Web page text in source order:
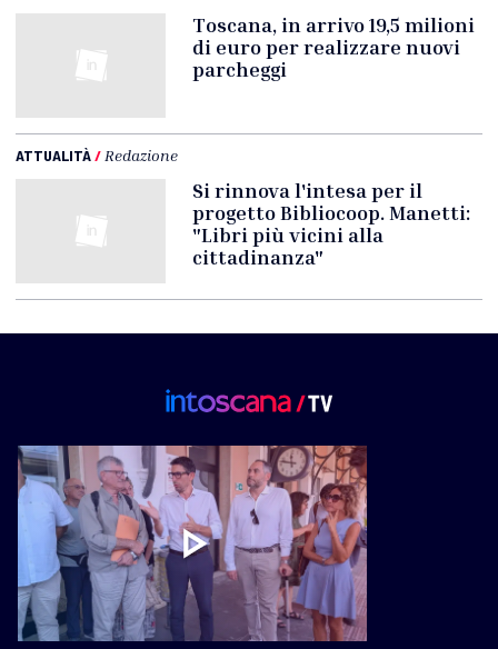
Toscana, in arrivo 19,5 milioni
di euro per realizzare nuovi
parcheggi
ATTUALITÀ/ Redazione
Si rinnova l'intesa per il
progetto Bibliocoop. Manetti:
"Libri più vicini alla
cittadinanza"